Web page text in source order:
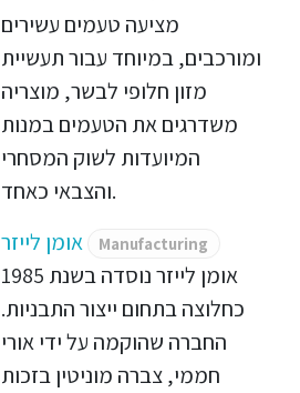
מציעה טעמים עשירים
ומורכבים, במיוחד עבור תעשיית
מזון חלופי לבשר, מוצריה
משדרגים את הטעמים במנות
המיועדות לשוק המסחרי
והצבאי כאחד.
אומן לייזר
Manufacturing
אומן לייזר נוסדה בשנת 1985
כחלוצה בתחום ייצור התבניות.
החברה שהוקמה על ידי אורי
חממי, צברה מוניטין בזכות